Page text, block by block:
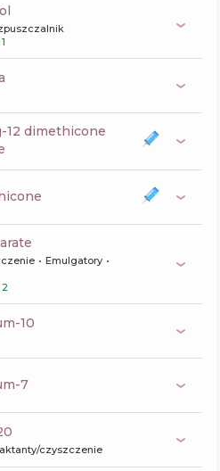
Emulgatory
2
10
7
czyszczenie